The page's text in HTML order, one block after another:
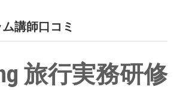
講師口コミ
旅行実務研修